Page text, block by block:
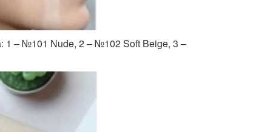
1 – №101 Nude, 2 – №102 Soft Beige, 3 –